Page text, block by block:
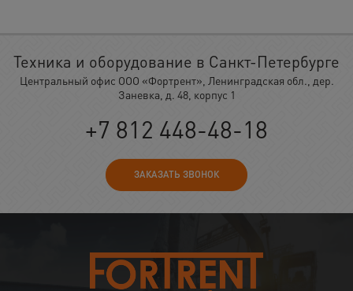
Техника и оборудование в Санкт-Петербурге
Центральный офис ООО «Фортрент», Ленинградская обл., дер.
Заневка, д. 48, корпус 1
+7 812 448-48-18
ЗАКАЗАТЬ ЗВОНОК